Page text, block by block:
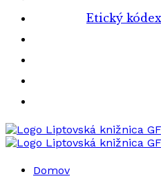
Etický
Liptovská knižnica
Liptovská knižnica
Domov